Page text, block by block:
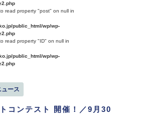
read property "post" on null in
public_html/wp/wp-
read property "ID" on null in
public_html/wp/wp-
ュース
コンテスト 開催！／9月30